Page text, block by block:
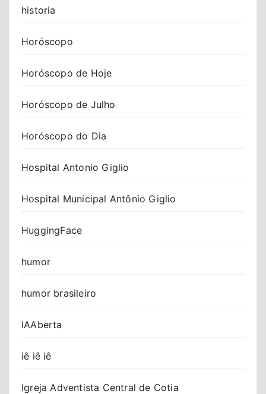
historia
Horóscopo
Horóscopo de Hoje
Horóscopo de Julho
Horóscopo do Dia
Hospital Antonio Giglio
Hospital Municipal Antônio Giglio
HuggingFace
humor
humor brasileiro
IAAberta
iê iê iê
Igreja Adventista Central de Cotia